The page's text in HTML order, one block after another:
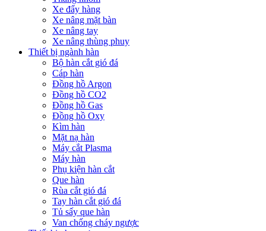
Xe đẩy hàng
Xe nâng mặt bàn
Xe nâng tay
Xe nâng thùng phuy
Thiết bị ngành hàn
Bộ hàn cắt gió đá
Cáp hàn
Đồng hồ Argon
Đồng hồ CO2
Đồng hồ Gas
Đồng hồ Oxy
Kìm hàn
Mặt nạ hàn
Máy cắt Plasma
Máy hàn
Phụ kiện hàn cắt
Que hàn
Rùa cắt gió đá
Tay hàn cắt gió đá
Tủ sấy que hàn
Van chống cháy ngược